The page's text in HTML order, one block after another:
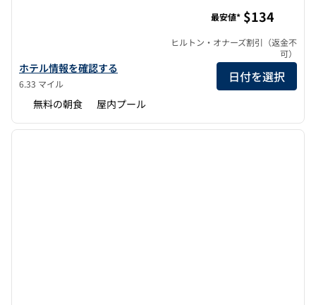
ホーム2スイーツbyヒルトン・ポートランド・エアポートまたは
ホテル情報を確認する
6.33 マイル
最安値* $134
ヒルトン・オナーズ割引（返金不
可）
日付を選択
無料の朝食 屋内プール
1/12
1/12
前の画像 次の